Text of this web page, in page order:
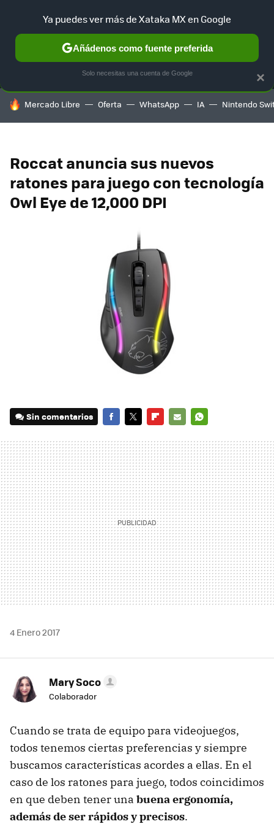
MENÚ NUEVO
GAMING HOME AUTO
HOY SE HABLA DE
Mercado Libre Oferta WhatsApp IA Nintendo
Roccat anuncia sus nuevos
ratones para juego con tecnología
Owl Eye de 12,000 DPI
Sin comentarios
MAIL
4 Enero 2017
Mary Soco
Colaborador
Cuando se trata de equipo para videojuegos,
todos tenemos ciertas preferencias y siempre
buscamos características acordes a ellas. En el
caso de los ratones para juego, todos coincidimos
en que deben tener una buena ergonomía,
además de ser rápidos y precisos.
×
Ya puedes ver más de Xataka MX en Google
Añádenos como fuente preferida
Solo necesitas una cuenta de Google